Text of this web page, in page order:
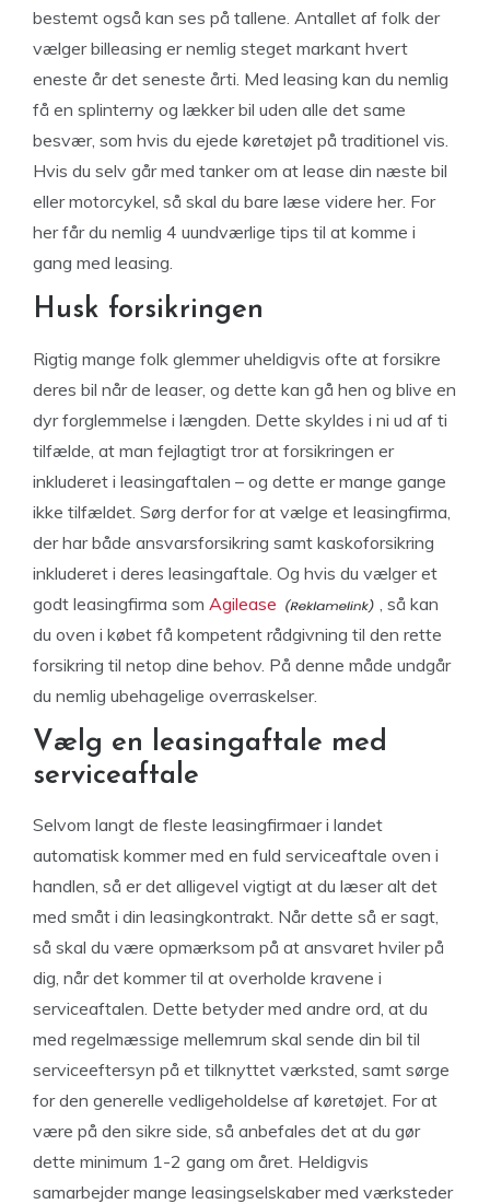
bestemt også kan ses på tallene. Antallet af folk der
vælger billeasing er nemlig steget markant hvert
eneste år det seneste årti. Med leasing kan du nemlig
få en splinterny og lækker bil uden alle det same
besvær, som hvis du ejede køretøjet på traditionel vis.
Hvis du selv går med tanker om at lease din næste bil
eller motorcykel, så skal du bare læse videre her. For
her får du nemlig 4 uundværlige tips til at komme i
gang med leasing.
Husk forsikringen
Rigtig mange folk glemmer uheldigvis ofte at forsikre
deres bil når de leaser, og dette kan gå hen og blive en
dyr forglemmelse i længden. Dette skyldes i ni ud af ti
tilfælde, at man fejlagtigt tror at forsikringen er
inkluderet i leasingaftalen – og dette er mange gange
ikke tilfældet. Sørg derfor for at vælge et leasingfirma,
der har både ansvarsforsikring samt kaskoforsikring
inkluderet i deres leasingaftale. Og hvis du vælger et
godt leasingfirma som Agilease
, så kan
du oven i købet få kompetent rådgivning til den rette
forsikring til netop dine behov. På denne måde undgår
du nemlig ubehagelige overraskelser.
Vælg en leasingaftale med
serviceaftale
Selvom langt de fleste leasingfirmaer i landet
automatisk kommer med en fuld serviceaftale oven i
handlen, så er det alligevel vigtigt at du læser alt det
med småt i din leasingkontrakt. Når dette så er sagt,
så skal du være opmærksom på at ansvaret hviler på
dig, når det kommer til at overholde kravene i
serviceaftalen. Dette betyder med andre ord, at du
med regelmæssige mellemrum skal sende din bil til
serviceeftersyn på et tilknyttet værksted, samt sørge
for den generelle vedligeholdelse af køretøjet. For at
være på den sikre side, så anbefales det at du gør
dette minimum 1-2 gang om året. Heldigvis
samarbejder mange leasingselskaber med værksteder